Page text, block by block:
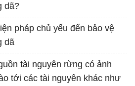
dã?
pháp chủ yếu đển bảo vệ
dã
tài nguyên rừng có ảnh
tới các tài nguyên khác như